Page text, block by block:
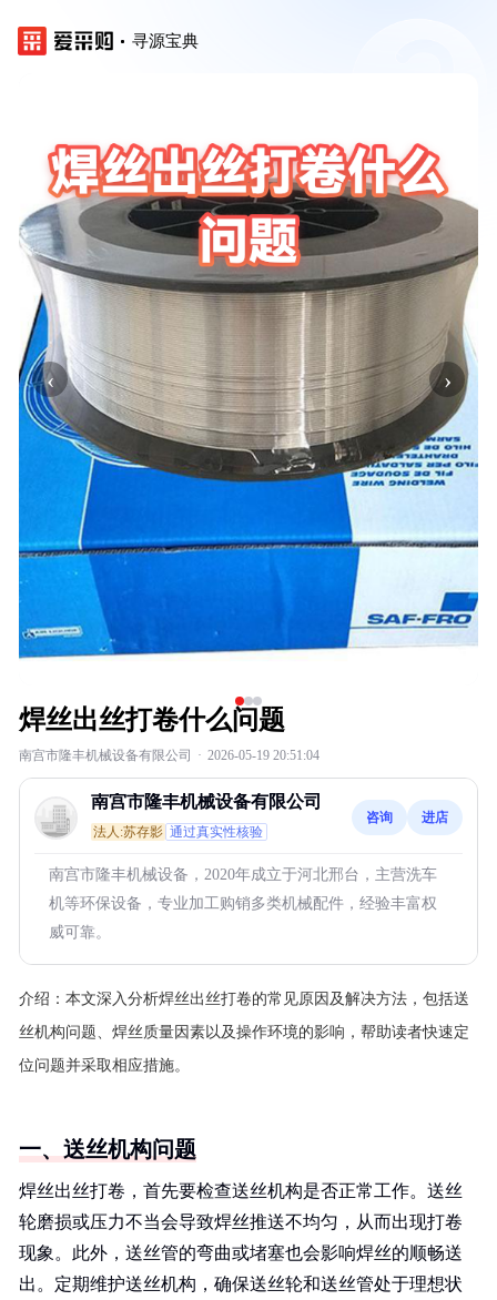
寻源宝典
‹ ›
焊丝出丝打卷什么问题
南宫市隆丰机械设备有限公司 · 2026-05-19 20:51:04
南宫市隆丰机械设备有限公司
法人:苏存影 通过真实性核验
咨询 进店
南宫市隆丰机械设备，2020年成立于河北邢台，主营洗车
机等环保设备，专业加工购销多类机械配件，经验丰富权
威可靠。
介绍： 本文深入分析焊丝出丝打卷的常见原因及解决方法，包括送
丝机构问题、焊丝质量因素以及操作环境的影响，帮助读者快速定
位问题并采取相应措施。
一、送丝机构问题
焊丝出丝打卷，首先要检查送丝机构是否正常工作。送丝
轮磨损或压力不当会导致焊丝推送不均匀，从而出现打卷
现象。此外，送丝管的弯曲或堵塞也会影响焊丝的顺畅送
出。定期维护送丝机构，确保送丝轮和送丝管处于理想状